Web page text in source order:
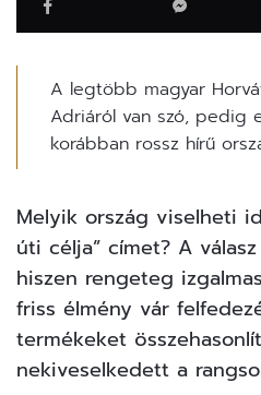
A legtöbb magyar
Adriáról van szó, pedig
korábban rossz hírű
Melyik ország viselheti
úti célja” címet? A
hiszen rengeteg
friss élmény vár
termékeket
nekiveselkedett a